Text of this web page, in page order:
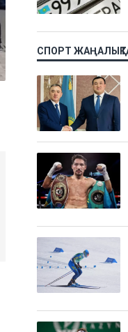
СПОРТ